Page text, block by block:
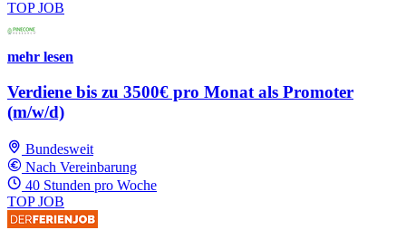
TOP JOB
mehr lesen
Verdiene bis zu 3500€ pro Monat als Promoter
(m/w/d)
Bundesweit
Nach Vereinbarung
40 Stunden pro Woche
TOP JOB